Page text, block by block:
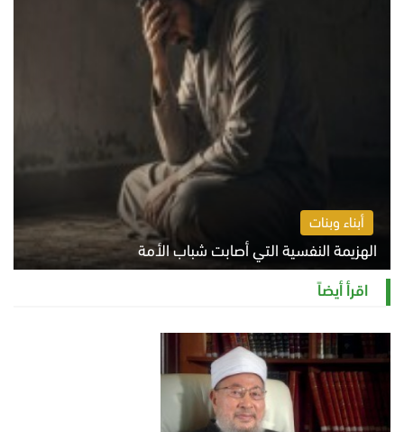
أبناء وبنات
الهزيمة النفسية التي أصابت شباب الأمة
الخميس 6 أغسطس 2026 11:12 ص
اقرأ أيضاً